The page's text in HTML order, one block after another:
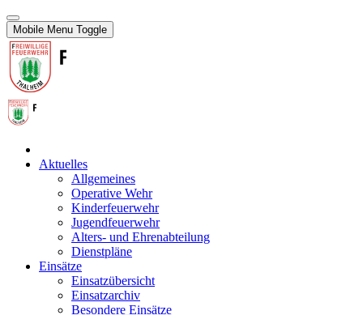
Mobile Menu Toggle
Aktuelles
Allgemeines
Operative Wehr
Kinderfeuerwehr
Jugendfeuerwehr
Alters- und Ehrenabteilung
Dienstpläne
Einsätze
Einsatzübersicht
Einsatzarchiv
Besondere Einsätze